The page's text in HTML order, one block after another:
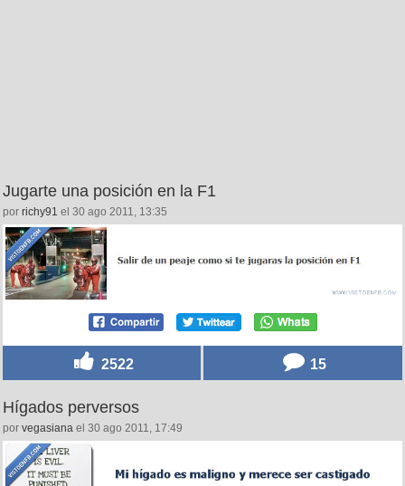
Jugarte una posición en la F1
por richy91 el 30 ago 2011, 13:35
2522 15
Hígados perversos
por vegasiana el 30 ago 2011, 17:49